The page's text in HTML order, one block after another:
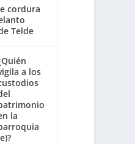
cordura
Telde
a los
la